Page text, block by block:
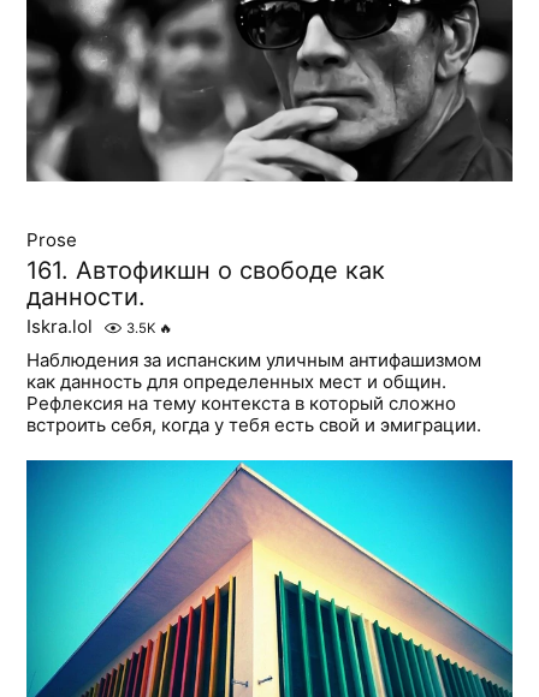
Prose
161. Автофикшн о свободе как
данности.
Iskra.lol 3.5K 🔥
Наблюдения за испанским уличным антифашизмом
как данность для определенных мест и общин.
Рефлексия на тему контекста в который сложно
встроить себя, когда у тебя есть свой и эмиграции.